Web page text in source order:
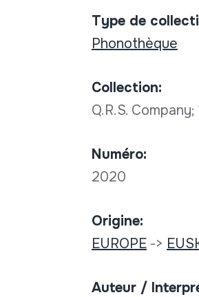
Type de
Phonothèque
Collection:
Q.R.S. Company;
Numéro:
2020
Origine:
EUROPE->
Auteur /